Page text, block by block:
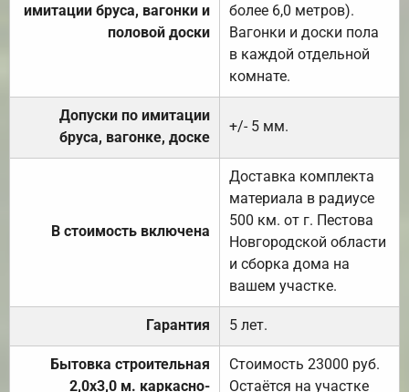
имитации бруса, вагонки и
половой доски
более 6,0 метров).
Вагонки и доски пола
в каждой отдельной
комнате.
Допуски по имитации
бруса, вагонке, доске
+/- 5 мм.
В стоимость включена
Доставка комплекта
материала в радиусе
500 км. от г. Пестова
Новгородской области
и сборка дома на
вашем участке.
Гарантия 5 лет.
Бытовка строительная
2,0х3,0 м. каркасно-
Стоимость 23000 руб.
Остаётся на участке